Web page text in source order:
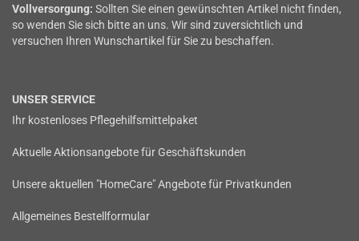
Vollversorgung: Sollten Sie einen gewünschten Artikel nicht finden,
so wenden Sie sich bitte an uns. Wir sind zuversichtlich und
versuchen Ihren Wunschartikel für Sie zu beschaffen.
UNSER SERVICE
Ihr kostenloses Pflegehilfsmittelpaket
Aktuelle Aktionsangebote für Geschäftskunden
Unsere aktuellen "HomeCare" Angebote für Privatkunden
Allgemeines Bestellformular